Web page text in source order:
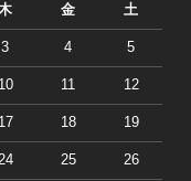
金 土
3 4 5
10 11 12
17 18 19
25 26